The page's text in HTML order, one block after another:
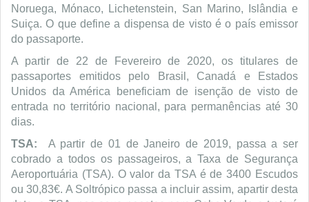
Noruega, Mónaco, Lichetenstein, San Marino, Islândia e
Suiça. O que define a dispensa de visto é o país emissor
do passaporte.
A partir de 22 de Fevereiro de 2020, os titulares de
passaportes emitidos pelo Brasil, Canadá e Estados
Unidos da América beneficiam de isenção de visto de
entrada no território nacional, para permanências até 30
dias.
TSA: A partir de 01 de Janeiro de 2019, passa a ser
cobrado a todos os passageiros, a Taxa de Segurança
Aeroportuária (TSA). O valor da TSA é de 3400 Escudos
ou 30,83€. A Soltrópico passa a incluir assim, apartir desta